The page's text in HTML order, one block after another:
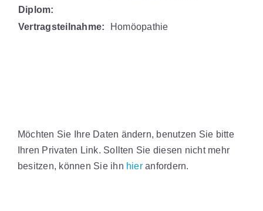
Diplom:
Vertragsteilnahme: Homöopathie
Möchten Sie Ihre Daten ändern, benutzen Sie bitte
Ihren Privaten Link. Sollten Sie diesen nicht mehr
besitzen, können Sie ihn hieranfordern.